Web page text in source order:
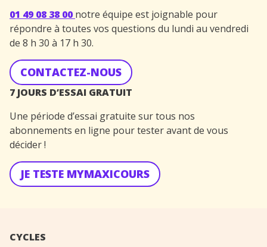
01 49 08 38 00 notre équipe est joignable pour
répondre à toutes vos questions du lundi au vendredi
de 8 h 30 à 17 h 30.
CONTACTEZ-NOUS
7 JOURS D’ESSAI GRATUIT
Une période d’essai gratuite sur tous nos
abonnements en ligne pour tester avant de vous
décider !
JE TESTE MYMAXICOURS
CYCLES